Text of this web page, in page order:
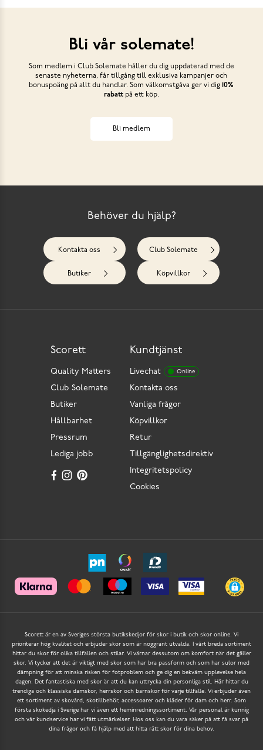
Bli vår solemate!
Som medlem i Club Solemate håller du dig uppdaterad med de
senaste nyheterna, får tillgång till exklusiva kampanjer och
bonuspoäng på allt du handlar. Som välkomstgåva ger vi dig 10%
rabattpå ett köp.
Bli medlem
Behöver du hjälp?
Kontakta oss Club Solemate
Butiker Köpvillkor
Kundtjänst
Livechat Online
Kontakta oss
Vanliga frågor
Köpvillkor
Retur
Tillgänglighetsdirektiv
Integritetspolicy
Cookies
Scorett
Quality Matters
Club Solemate
Butiker
Hållbarhet
Pressrum
Lediga jobb
Scorett är en av Sveriges största butikskedjor för skor i butik och skor online. Vi
prioriterar hög kvalitet och erbjuder skor som är noggrant utvalda. I vårt breda sortiment
hittar du skor för olika tillfällen och stilar. Vi värnar dessutom om komfort när det gäller
skor. Vi tycker att det är viktigt med skor som har bra passform och som har sulor med
dämpning för att minska risken för fotproblem och ge dig en bekväm upplevelse hela
dagen. Det fantastiska med skor är att du kan uttrycka din personliga stil. Här hittar du
trendiga och klassiska damskor, herrskor och barnskor för varje tillfälle. Vi erbjuder även
ett sortiment av skovård, skotillbehör, accessoarer och kläder för dam och herr. Som
första skokedja i Sverige har vi även ett heminredningssortiment. Vår personal är kunnig
och vår kundservice har vi fått utmärkelser. Hos oss kan du vara säker på att få svar på
dina frågor och få hjälp med att hitta rätt skor för dina behov.